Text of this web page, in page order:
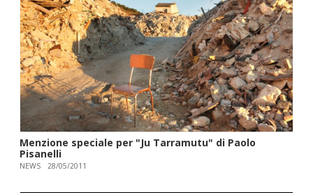
Menzione speciale per "Ju Tarramutu" di Paolo
Pisanelli
NEWS 28/05/2011